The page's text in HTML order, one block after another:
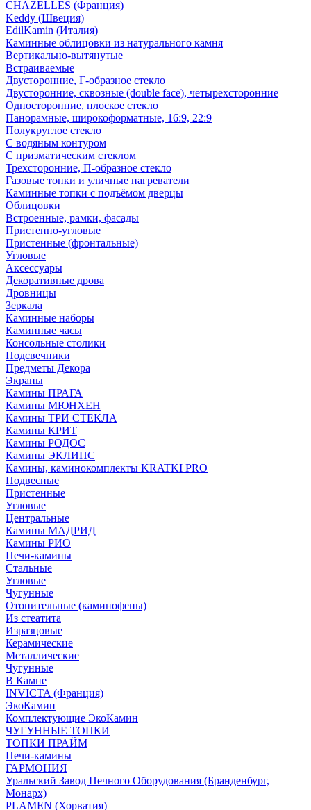
CHAZELLES (Франция)
Keddy (Швеция)
EdilKamin (Италия)
Каминные облицовки из натурального камня
Вертикально-вытянутые
Встраиваемые
Двусторонние, Г-образное стекло
Двусторонние, сквозные (double face), четырехсторонние
Односторонние, плоское стекло
Панорамные, широкоформатные, 16:9, 22:9
Полукруглое стекло
С водяным контуром
С призматическим стеклом
Трехсторонние, П-образное стекло
Газовые топки и уличные нагреватели
Каминные топки с подъёмом дверцы
Облицовки
Встроенные, рамки, фасады
Пристенно-угловые
Пристенные (фронтальные)
Угловые
Аксессуары
Декоративные дрова
Дровницы
Зеркала
Каминные наборы
Каминные часы
Консольные столики
Подсвечники
Предметы Декора
Экраны
Камины ПРАГА
Камины МЮНХЕН
Камины ТРИ СТЕКЛА
Камины КРИТ
Камины РОДОС
Камины ЭКЛИПС
Камины, каминокомплекты KRATKI PRO
Подвесные
Пристенные
Угловые
Центральные
Камины МАДРИД
Камины РИО
Печи-камины
Стальные
Угловые
Чугунные
Отопительные (каминофены)
Из стеатита
Изразцовые
Керамические
Металлические
Чугунные
В Камне
INVICTA (Франция)
ЭкоКамин
Комплектующие ЭкоКамин
ЧУГУННЫЕ ТОПКИ
ТОПКИ ПРАЙМ
Печи-камины
ГАРМОНИЯ
Уральский Завод Печного Оборудования (Бранденбург,
Монарх)
PLAMEN (Хорватия)